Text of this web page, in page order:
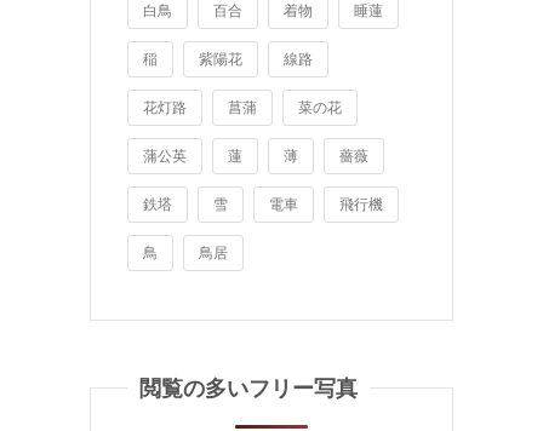
白鳥 百合 着物 睡蓮
稲 紫陽花 線路
花灯路 菖蒲 菜の花
蒲公英 蓮 薄 薔薇
鉄塔 雪 電車 飛行機
鳥 鳥居
閲覧の多いフリー写真